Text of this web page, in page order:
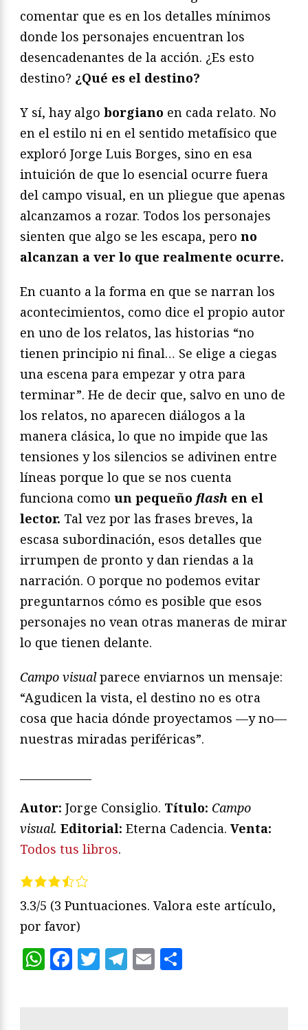
comentar que es en los detalles mínimos
donde los personajes encuentran los
desencadenantes de la acción. ¿Es esto
destino? ¿Qué es el destino?
Y sí, hay algo borgiano en cada relato. No
en el estilo ni en el sentido metafísico que
exploró Jorge Luis Borges, sino en esa
intuición de que lo esencial ocurre fuera
del campo visual, en un pliegue que apenas
alcanzamos a rozar. Todos los personajes
sienten que algo se les escapa, pero no
alcanzan a ver lo que realmente ocurre.
En cuanto a la forma en que se narran los
acontecimientos, como dice el propio autor
en uno de los relatos, las historias “no
tienen principio ni final… Se elige a ciegas
una escena para empezar y otra para
terminar”. He de decir que, salvo en uno de
los relatos, no aparecen diálogos a la
manera clásica, lo que no impide que las
tensiones y los silencios se adivinen entre
líneas porque lo que se nos cuenta
funciona como un pequeño flash en el
lector. Tal vez por las frases breves, la
escasa subordinación, esos detalles que
irrumpen de pronto y dan riendas a la
narración. O porque no podemos evitar
preguntarnos cómo es posible que esos
personajes no vean otras maneras de mirar
lo que tienen delante.
Campo visualparece enviarnos un mensaje:
“Agudicen la vista, el destino no es otra
cosa que hacia dónde proyectamos —y no—
nuestras miradas periféricas”.
Autor: Jorge Consiglio. Título: Campo
visual. Editorial: Eterna Cadencia. Venta:
Todos tus libros.
3.3/5 (3 Puntuaciones. Valora este artículo,
por favor)
WhatsApp
Facebook
Twitter
Telegram
Email